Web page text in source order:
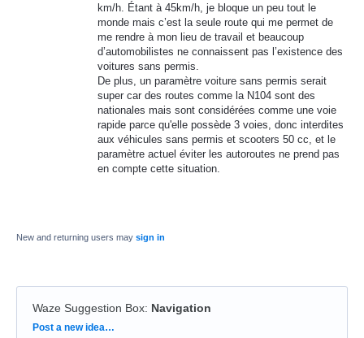
km/h. Étant à 45km/h, je bloque un peu tout le
monde mais c’est la seule route qui me permet de
me rendre à mon lieu de travail et beaucoup
d’automobilistes ne connaissent pas l’existence des
voitures sans permis.
De plus, un paramètre voiture sans permis serait
super car des routes comme la N104 sont des
nationales mais sont considérées comme une voie
rapide parce qu'elle possède 3 voies, donc interdites
aux véhicules sans permis et scooters 50 cc, et le
paramètre actuel éviter les autoroutes ne prend pas
en compte cette situation.
New and returning users may sign in
Waze Suggestion Box: Navigation
Categories
Post a new idea…